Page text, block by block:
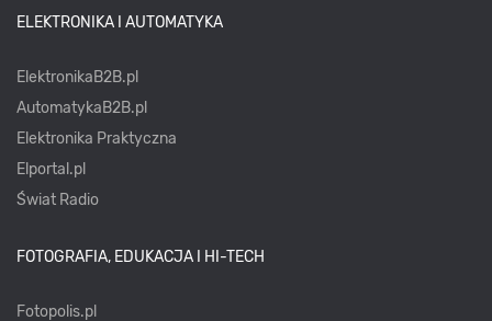
ELEKTRONIKA I AUTOMATYKA
ElektronikaB2B.pl
AutomatykaB2B.pl
Elektronika Praktyczna
Elportal.pl
Świat Radio
FOTOGRAFIA, EDUKACJA I HI-TECH
Fotopolis.pl